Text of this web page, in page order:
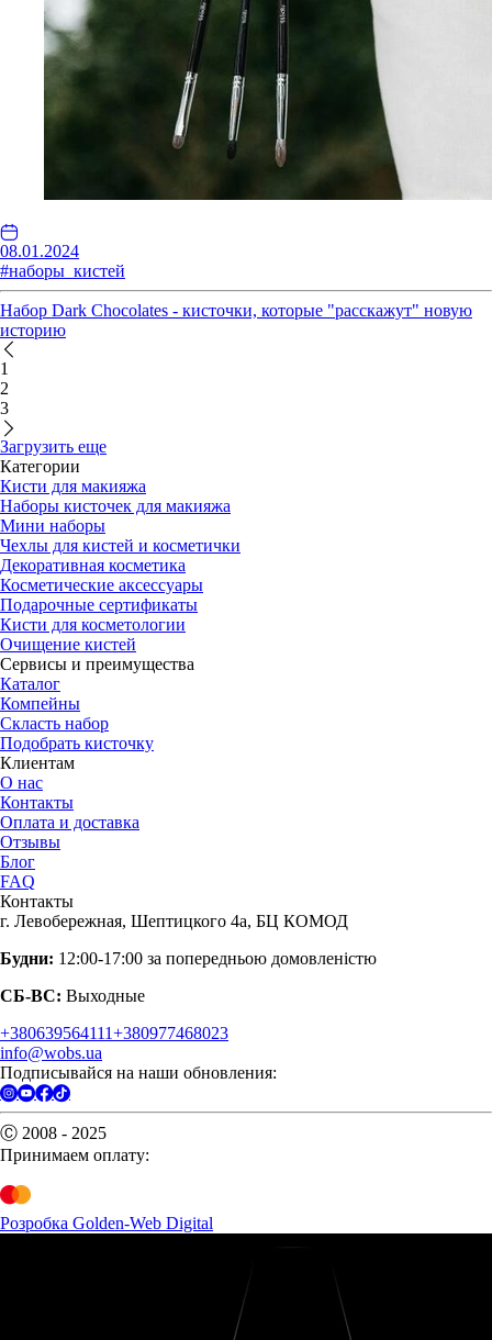
08.01.2024
#наборы_кистей
Набор Dark Chocolates - кисточки, которые "расскажут" новую
историю
1
2
3
Загрузить еще
Категории
Кисти для макияжа
Наборы кисточек для макияжа
Мини наборы
Чехлы для кистей и косметички
Декоративная косметика
Косметические аксессуары
Подарочные сертификаты
Кисти для косметологии
Очищение кистей
Сервисы и преимущества
Каталог
Компейны
Скласть набор
Подобрать кисточку
Клиентам
О нас
Контакты
Оплата и доставка
Отзывы
Блог
FAQ
Контакты
г. Левобережная, Шептицкого 4а, БЦ КОМОД
Будни: 12:00-17:00 за попередньою домовленістю
СБ-ВС: Выходные
+380639564111+380977468023
info@wobs.ua
Подписывайся на наши обновления:
Ⓒ 2008 - 2025
Принимаем оплату:
Розробка Golden-Web Digital